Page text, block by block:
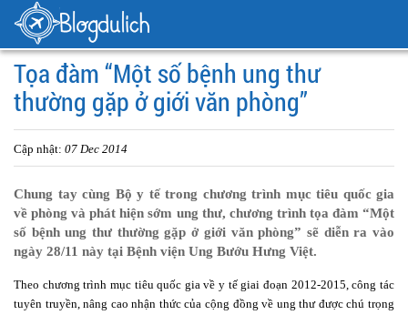
Tọa đàm “Một số bệnh ung thư
thường gặp ở giới văn phòng”
Cập nhật: 07 Dec 2014
Chung tay cùng Bộ y tế trong chương trình mục tiêu quốc gia
về phòng và phát hiện sớm ung thư, chương trình tọa đàm “Một
số bệnh ung thư thường gặp ở giới văn phòng” sẽ diễn ra vào
ngày 28/11 này tại Bệnh viện Ung Bướu Hưng Việt.
Theo chương trình mục tiêu quốc gia về y tế giai đoạn 2012-2015, công tác
tuyên truyền, nâng cao nhận thức của cộng đồng về ung thư được chú trọng